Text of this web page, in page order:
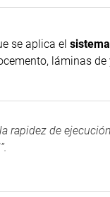
se aplica el
láminas
rapidez de